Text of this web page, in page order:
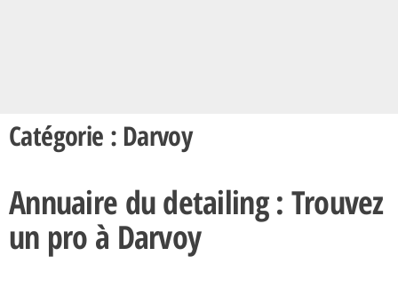
Catégorie : Darvoy
Annuaire du detailing : Trouvez
un pro à Darvoy